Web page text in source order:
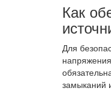
Как
Для
замыканий